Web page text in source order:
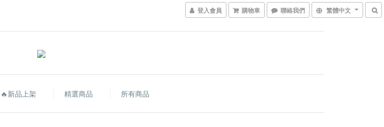
登入會員 購物車 聯絡我們 繁體中文
🔥新品上架 精選商品 所有商品